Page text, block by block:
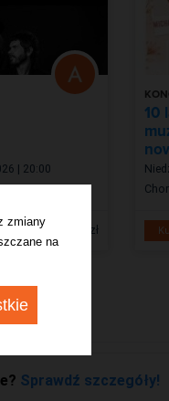
| 20:00
od 90,00 zł
10
Sprawdź szczegóły!
zmiany
na